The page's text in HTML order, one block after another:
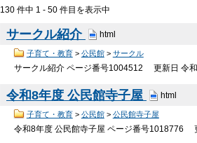
130 件中 1 - 50 件目を表示中
サークル紹介 html
子育て・教育> 公民館> サークル
サークル紹介 ページ番号1004512 更新日 令
令和8年度 公民館寺子屋 html
子育て・教育> 公民館> 公民館寺子屋
令和8年度 公民館寺子屋 ページ番号1018776